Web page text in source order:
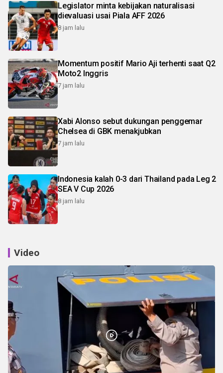
Legislator minta kebijakan naturalisasi
dievaluasi usai Piala AFF 2026
8 jam lalu
Momentum positif Mario Aji terhenti saat Q2
Moto2 Inggris
7 jam lalu
Xabi Alonso sebut dukungan penggemar
Chelsea di GBK menakjubkan
7 jam lalu
Indonesia kalah 0-3 dari Thailand pada Leg 2
SEA V Cup 2026
8 jam lalu
Video